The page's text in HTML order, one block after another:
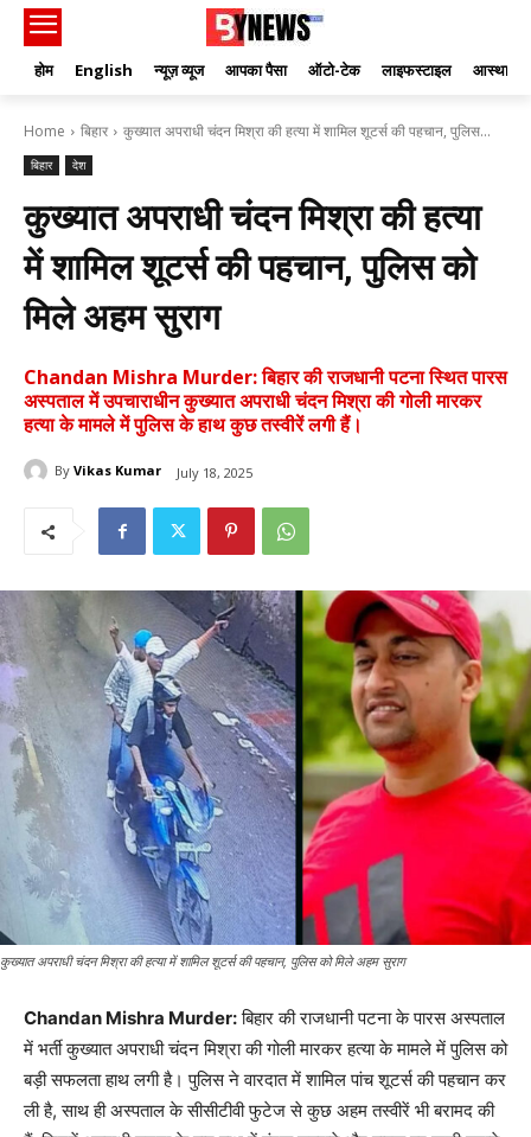
होम English न्यूज़ व्यूज आपका पैसा ऑटो-टेक लाइफस्टाइल आस्था
Home बिहार कुख्यात अपराधी चंदन मिश्रा की हत्या में शामिल शूटर्स की पहचान, पुलिस...
बिहार देश
कुख्यात अपराधी चंदन मिश्रा की हत्या
में शामिल शूटर्स की पहचान, पुलिस को
मिले अहम सुराग
Chandan Mishra Murder: बिहार की राजधानी पटना स्थित पारस
अस्पताल में उपचाराधीन कुख्यात अपराधी चंदन मिश्रा की गोली मारकर
हत्या के मामले में पुलिस के हाथ कुछ तस्वीरें लगी हैं।
By Vikas Kumar July 18, 2025
कुख्यात अपराधी चंदन मिश्रा की हत्या में शामिल शूटर्स की पहचान, पुलिस को मिले अहम सुराग
Chandan Mishra Murder:बिहार की राजधानी पटना के पारस अस्पताल
में भर्ती कुख्यात अपराधी चंदन मिश्रा की गोली मारकर हत्या के मामले में पुलिस को
बड़ी सफलता हाथ लगी है। पुलिस ने वारदात में शामिल पांच शूटर्स की पहचान कर
ली है, साथ ही अस्पताल के सीसीटीवी फुटेज से कुछ अहम तस्वीरें भी बरामद की